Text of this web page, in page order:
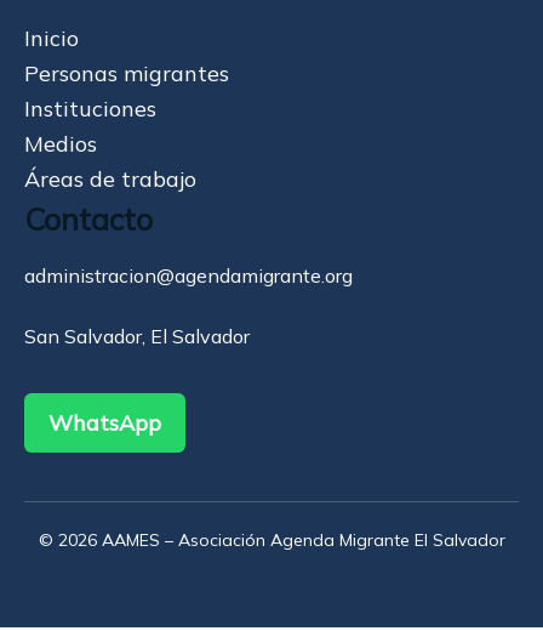
Inicio
Personas migrantes
Instituciones
Medios
Áreas de trabajo
Contacto
administracion@agendamigrante.org
San Salvador, El Salvador
WhatsApp
© 2026 AAMES – Asociación Agenda Migrante El Salvador